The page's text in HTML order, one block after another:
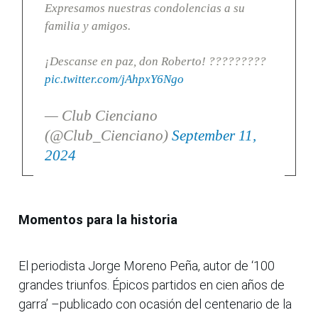
Expresamos nuestras condolencias a su
familia y amigos.
¡Descanse en paz, don Roberto! ?????????
pic.twitter.com/jAhpxY6Ngo
— Club Cienciano
(@Club_Cienciano) September 11,
2024
Momentos para la historia
El periodista Jorge Moreno Peña, autor de ‘100
grandes triunfos. Épicos partidos en cien años de
garra’ –publicado con ocasión del centenario de la